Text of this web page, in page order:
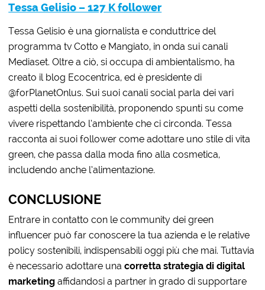
Tessa Gelisio – 127 K follower
Tessa Gelisio è una giornalista e conduttrice del
programma tv Cotto e Mangiato, in onda sui canali
Mediaset. Oltre a ciò, si occupa di ambientalismo, ha
creato il blog Ecocentrica, ed è presidente di
@forPlanetOnlus. Sui suoi canali social parla dei vari
aspetti della sostenibilità, proponendo spunti su come
vivere rispettando l’ambiente che ci circonda. Tessa
racconta ai suoi follower come adottare uno stile di vita
green, che passa dalla moda fino alla cosmetica,
includendo anche l’alimentazione.
CONCLUSIONE
Entrare in contatto con le community dei green
influencer può far conoscere la tua azienda e le relative
policy sostenibili, indispensabili oggi più che mai. Tuttavia
è necessario adottare unacorretta strategia di digital
marketing affidandosi a partner in grado di supportare